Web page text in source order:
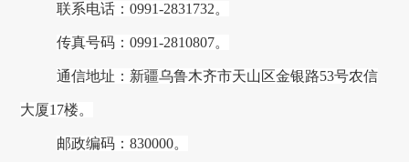
联系电话：0991-2831732。
传真号码：0991-2810807。
通信地址： 新疆乌鲁木齐市天山区金银路53号农信
大厦17楼。
邮政编码：830000。